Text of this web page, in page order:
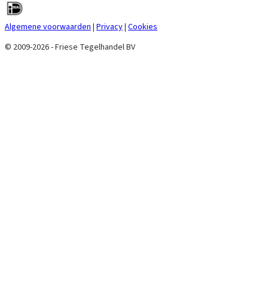
Algemene voorwaarden| Privacy| Cookies
© 2009-2026 - Friese Tegelhandel BV